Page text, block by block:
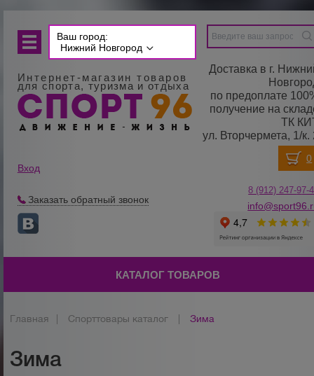
Ваш город:
Нижний Новгород
Интернет-магазин товаров
для спорта, туризма и отдыха
Доставка в г.
по предоплате
получение на
ТК
ул. Вторчермета, 1/к.
Вход
Заказать обратный звонок
8 (912) 247-97-
КАТАЛОГ ТОВАРОВ
Главная Спорттовары каталог Зима
Зима